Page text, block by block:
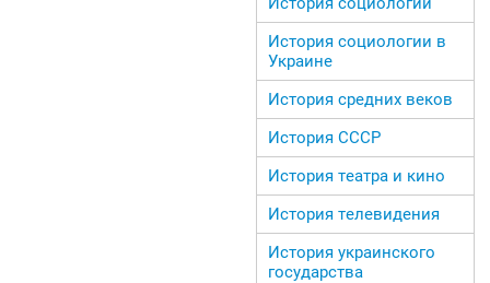
История социологии в
Украине
История средних веков
История СССР
История театра и кино
История телевидения
История украинского
государства